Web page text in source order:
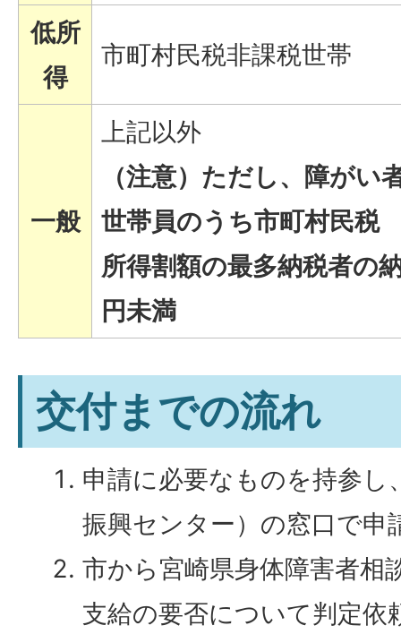
低所
得
市町村民税非課税世帯
一般
上記以外
（注意）ただし、障がい
世帯員のうち市町村民税
所得割額の最多納税者の
円未満
交付までの流れ
申請に必要なものを持参し
振興センター）の窓口で申
市から宮崎県身体障害者相
支給の要否について判定依